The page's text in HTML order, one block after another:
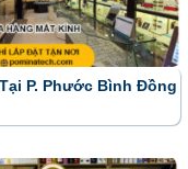
P. Phước Bình Đồng